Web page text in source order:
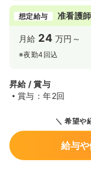
想定給与 准看護師
月給 24 万円～
※夜勤4回込
昇給 / 賞与
賞与：年2回
希望や
給与